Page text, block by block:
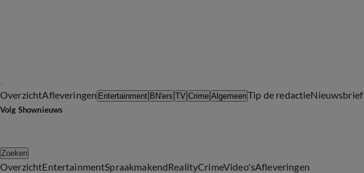
OverzichtAfleveringen Entertainment BN'ers TV Crime AlgemeenTip de redactieNieuwsbrief
Volg Shownieuws
Zoeken
OverzichtEntertainmentSpraakmakendRealityCrimeVideo'sAfleveringen